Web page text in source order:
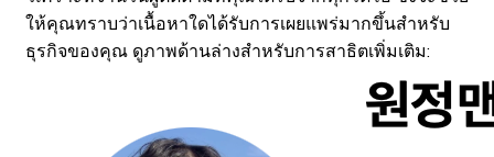
ให้คุณทราบว่าเนื้อหาใดได้รับการเผยแพร่มากขึ้นสำหรับ
ธุรกิจของคุณ ดูภาพด้านล่างสำหรับการสาธิตเพิ่มเติม: